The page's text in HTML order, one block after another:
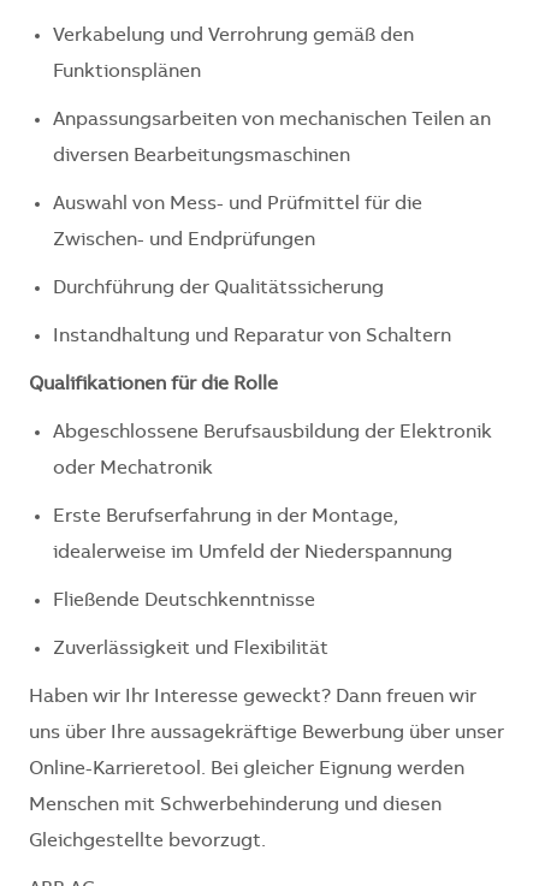
Verkabelung und Verrohrung gemäß den
Funktionsplänen
Anpassungsarbeiten von mechanischen Teilen an
diversen Bearbeitungsmaschinen
Auswahl von Mess- und Prüfmittel für die
Zwischen- und Endprüfungen
Durchführung der Qualitätssicherung
Instandhaltung und Reparatur von Schaltern
Qualifikationen für die Rolle
Abgeschlossene Berufsausbildung der Elektronik
oder Mechatronik
Erste Berufserfahrung in der Montage,
idealerweise im Umfeld der Niederspannung
Fließende Deutschkenntnisse
Zuverlässigkeit und Flexibilität
Haben wir Ihr Interesse geweckt? Dann freuen wir
uns über Ihre aussagekräftige Bewerbung über unser
Online-Karrieretool. Bei gleicher Eignung werden
Menschen mit Schwerbehinderung und diesen
Gleichgestellte bevorzugt.